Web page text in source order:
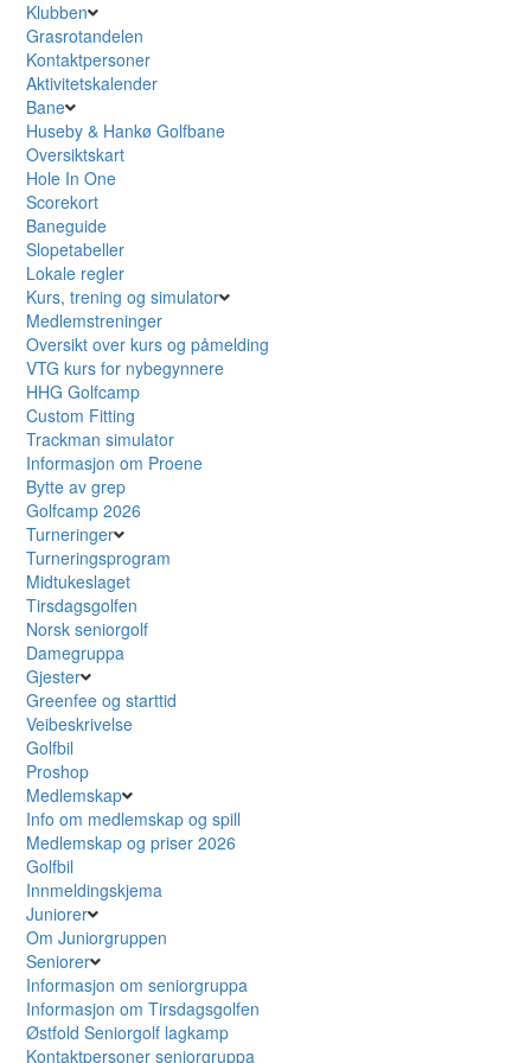
Klubben
Grasrotandelen
Kontaktpersoner
Aktivitetskalender
Bane
Huseby & Hankø Golfbane
Oversiktskart
Hole In One
Scorekort
Baneguide
Slopetabeller
Lokale regler
Kurs, trening og simulator
Medlemstreninger
Oversikt over kurs og påmelding
VTG kurs for nybegynnere
HHG Golfcamp
Custom Fitting
Trackman simulator
Informasjon om Proene
Bytte av grep
Golfcamp 2026
Turneringer
Turneringsprogram
Midtukeslaget
Tirsdagsgolfen
Norsk seniorgolf
Damegruppa
Gjester
Greenfee og starttid
Veibeskrivelse
Golfbil
Proshop
Medlemskap
Info om medlemskap og spill
Medlemskap og priser 2026
Golfbil
Innmeldingskjema
Juniorer
Om Juniorgruppen
Seniorer
Informasjon om seniorgruppa
Informasjon om Tirsdagsgolfen
Østfold Seniorgolf lagkamp
Kontaktpersoner seniorgruppa